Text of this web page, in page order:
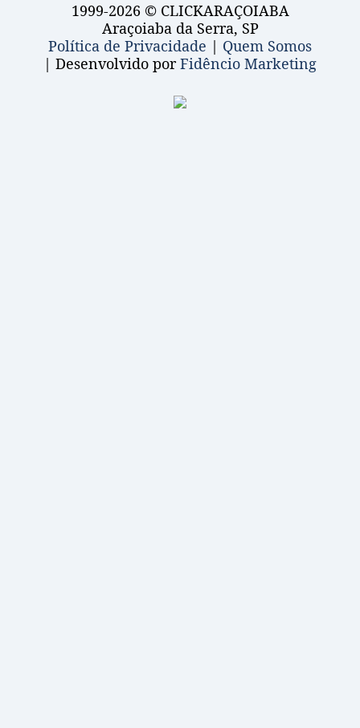
1999-2026 © CLICKARAÇOIABA
Araçoiaba da Serra, SP
Política de Privacidade | Quem Somos
| Desenvolvido porFidêncio Marketing